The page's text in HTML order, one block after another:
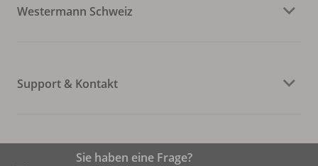
Westermann Schweiz
Support & Kontakt
Sie haben eine Frage?